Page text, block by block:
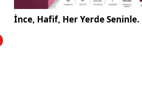
İnce, Hafif, Her Yerde Seninle.